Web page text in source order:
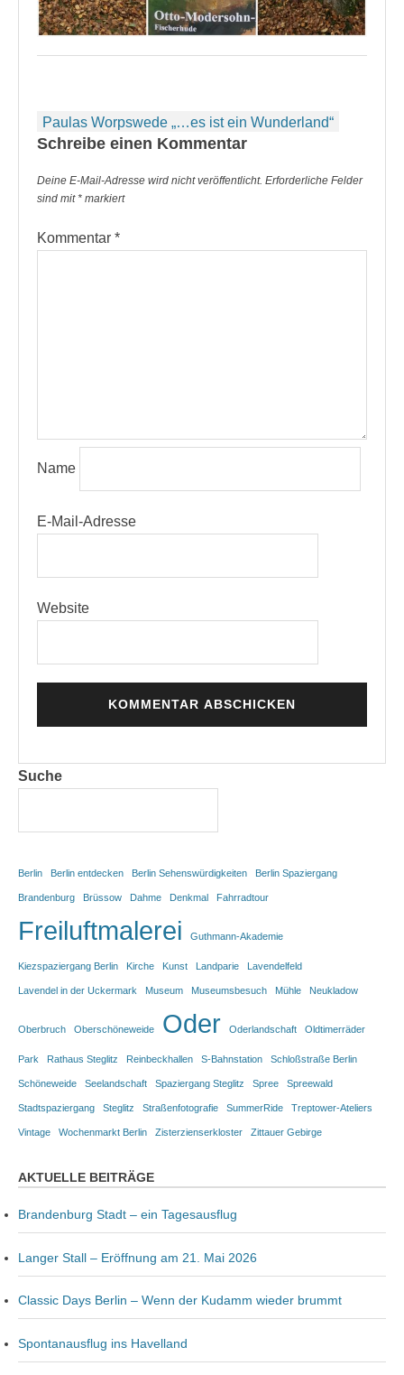
Beitragsnavigation
Paulas Worpswede „…es ist ein Wunderland“
Schreibe einen Kommentar
Deine E-Mail-Adresse wird nicht veröffentlicht. Erforderliche Felder
sind mit* markiert
Kommentar *
Name
E-Mail-Adresse
Website
Suche
Berlin Berlin entdecken Berlin Sehenswürdigkeiten Berlin Spaziergang
Brandenburg Brüssow Dahme Denkmal Fahrradtour
Freiluftmalerei Guthmann-Akademie
Kiezspaziergang Berlin Kirche Kunst Landparie Lavendelfeld
Lavendel in der Uckermark Museum Museumsbesuch Mühle Neukladow
Oberbruch Oberschöneweide Oder Oderlandschaft Oldtimerräder
Park Rathaus Steglitz Reinbeckhallen S-Bahnstation Schloßstraße Berlin
Schöneweide Seelandschaft Spaziergang Steglitz Spree Spreewald
Stadtspaziergang Steglitz Straßenfotografie SummerRide Treptower-Ateliers
Vintage Wochenmarkt Berlin Zisterzienserkloster Zittauer Gebirge
AKTUELLE BEITRÄGE
Brandenburg Stadt – ein Tagesausflug
Langer Stall – Eröffnung am 21. Mai 2026
Classic Days Berlin – Wenn der Kudamm wieder brummt
Spontanausflug ins Havelland